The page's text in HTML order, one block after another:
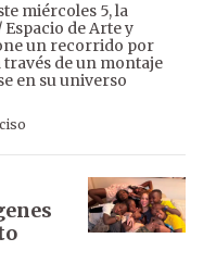
miércoles 5, la
Espacio de Arte y
un recorrido por
través de un montaje
en su universo